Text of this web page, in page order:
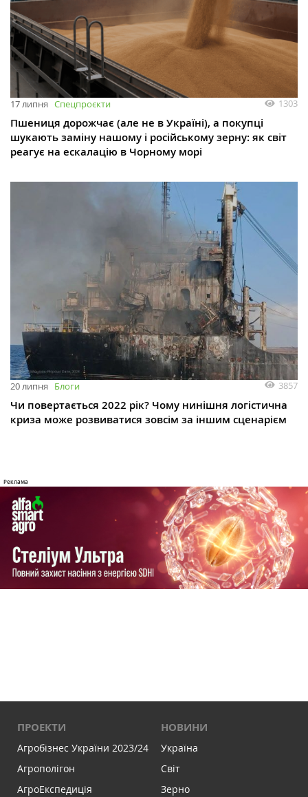
17 липня Спецпроєкти 1303
Пшениця дорожчає (але не в Україні), а покупці
шукають заміну нашому і російському зерну: як світ
реагує на ескалацію в Чорному морі
20 липня Блоги 3857
Чи повертається 2022 рік? Чому нинішня логістична
криза може розвиватися зовсім за іншим сценарієм
ПРОЕКТИ
Агробізнес України 2023/24
Агрополігон
АгроЕкспедиція
НОВИНИ
Україна
Світ
Зерно